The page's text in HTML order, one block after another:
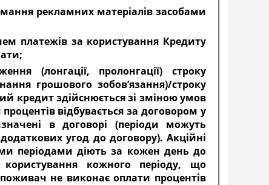
рекламних матеріалів засобами
платежів за користування Кредиту
(лонгації, пролонгації) строку
грошового зобов’язання)/строку
кредит здійснюється зі зміною умов
відбувається за договором у
в договорі (періоди можуть
угод до договору). Акційні
періодами діють за кожен день до
кожного періоду, що
не виконає оплати процентів